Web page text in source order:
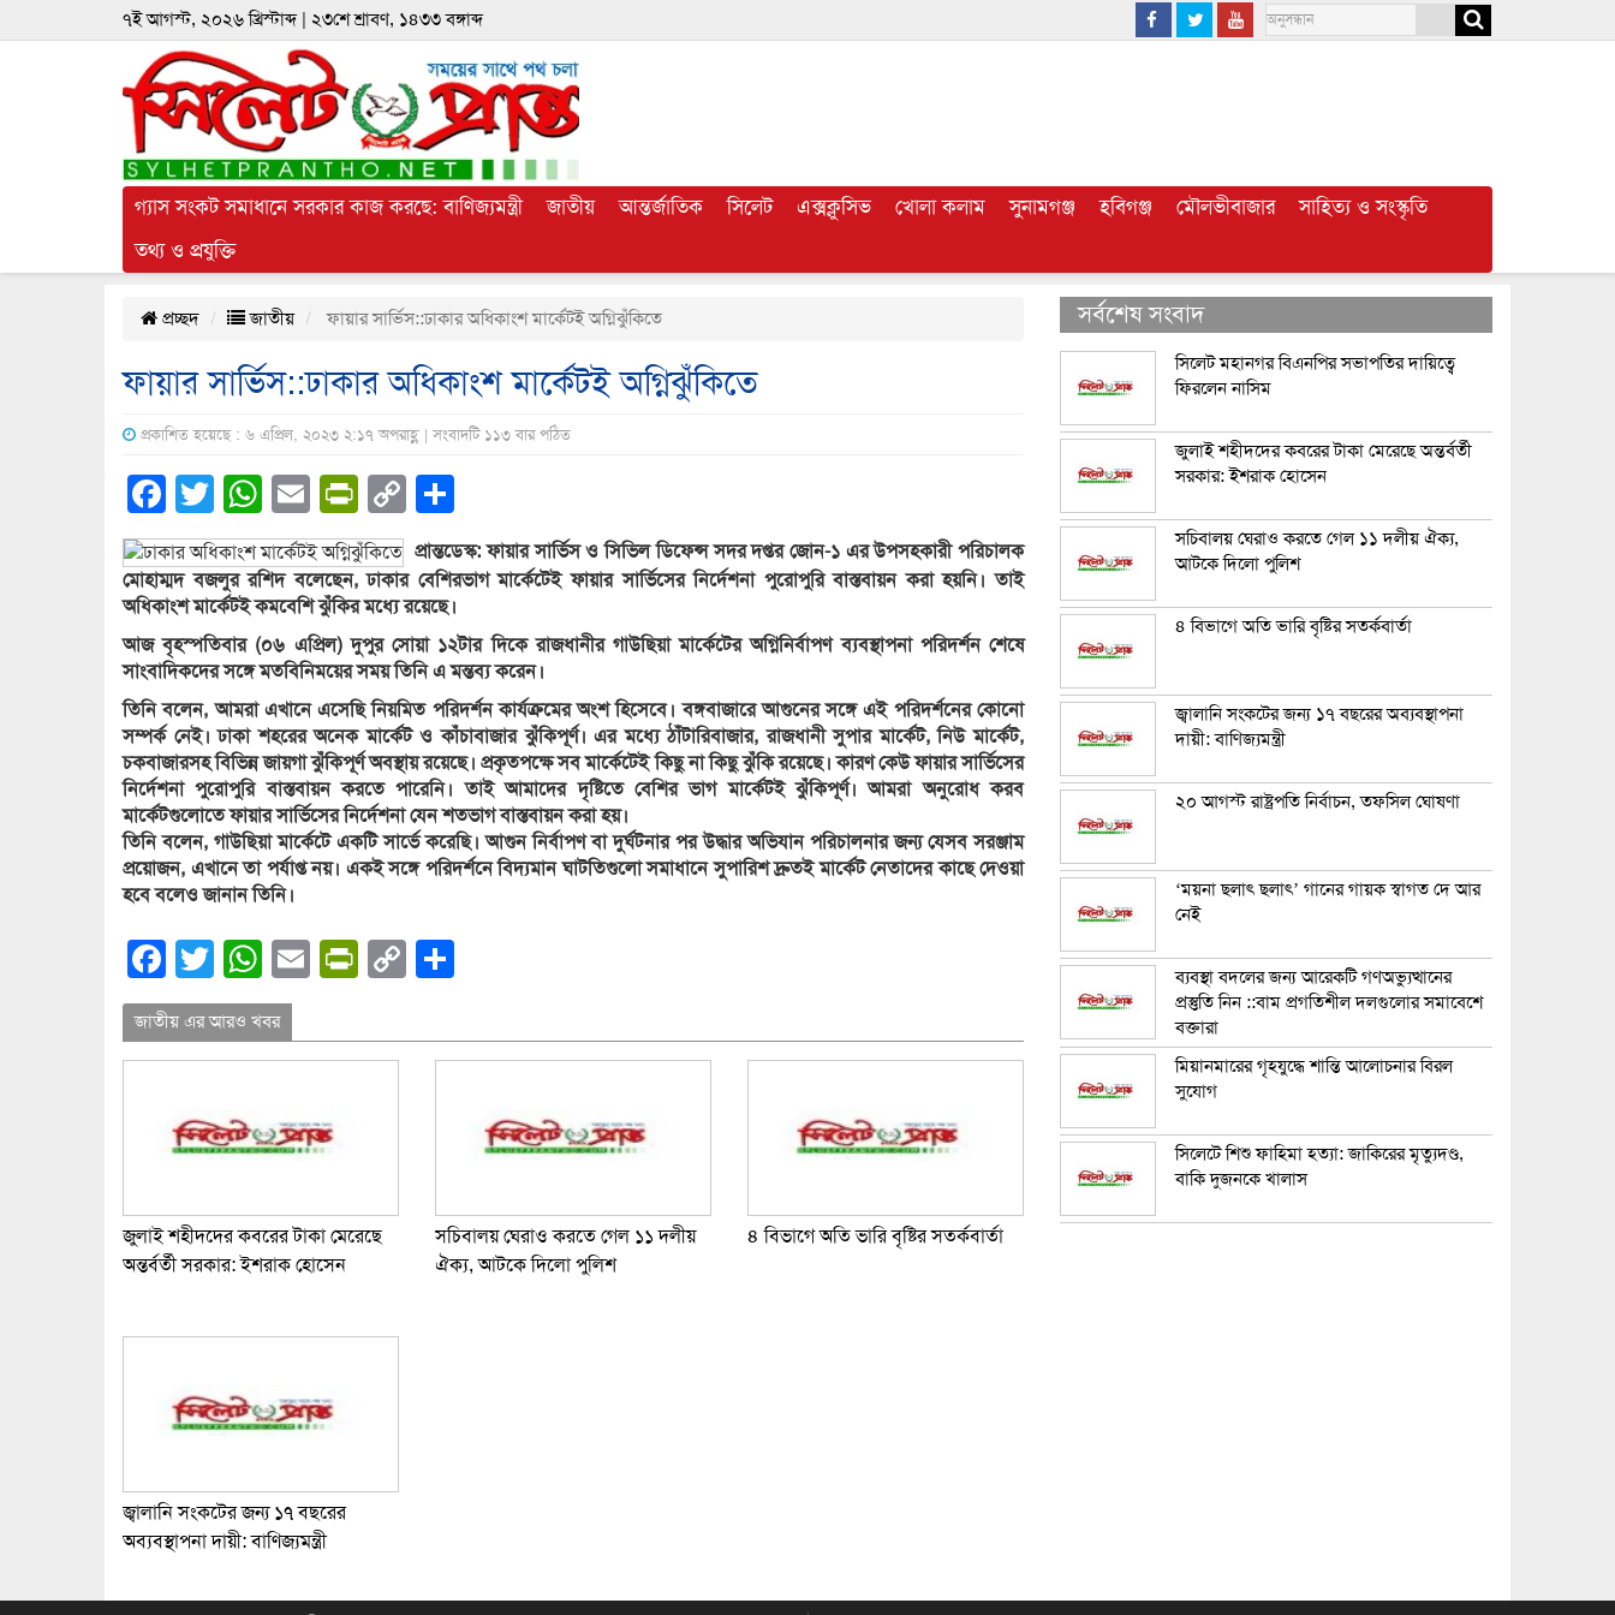
৭ই আগস্ট, ২০২৬ খ্রিস্টাব্দ | ২৩শে শ্রাবণ, ১৪৩৩ বঙ্গাব্দ
গ্যাস সংকট সমাধানে সরকার কাজ করছে: বাণিজ্যমন্ত্রী জাতীয় আন্তর্জাতিক সিলেট এক্সক্লুসিভ খোলা কলাম সুনামগঞ্জ হবিগঞ্জ মৌলভীবাজার
সাহিত্য ও সংস্কৃতি
তথ্য ও প্রযুক্তি
প্রচ্ছদ জাতীয় ফায়ার সার্ভিস::ঢাকার অধিকাংশ মার্কেটই অগ্নিঝুঁকিতে
ফায়ার সার্ভিস::ঢাকার অধিকাংশ মার্কেটই অগ্নিঝুঁকিতে
প্রকাশিত হয়েছে : ৬ এপ্রিল, ২০২৩ ২:১৭ অপরাহ্ণ | সংবাদটি ১১৩ বার পঠিত
Facebook
Twitter
WhatsApp
EmailPrintFriendly
Copy
Link
প্রান্তডেস্ক: ফায়ার সার্ভিস ও সিভিল ডিফেন্স সদর দপ্তর জোন-১ এর উপসহকারী পরিচালক
মোহাম্মদ বজলুর রশিদ বলেছেন, ঢাকার বেশিরভাগ মার্কেটেই ফায়ার সার্ভিসের নির্দেশনা পুরোপুরি বাস্তবায়ন করা হয়নি। তাই
অধিকাংশ মার্কেটই কমবেশি ঝুঁকির মধ্যে রয়েছে।
আজ বৃহস্পতিবার (০৬ এপ্রিল) দুপুর সোয়া ১২টার দিকে রাজধানীর গাউছিয়া মার্কেটের অগ্নিনির্বাপণ ব্যবস্থাপনা পরিদর্শন শেষে
সাংবাদিকদের সঙ্গে মতবিনিময়ের সময় তিনি এ মন্তব্য করেন।
তিনি বলেন, আমরা এখানে এসেছি নিয়মিত পরিদর্শন কার্যক্রমের অংশ হিসেবে। বঙ্গবাজারে আগুনের সঙ্গে এই পরিদর্শনের কোনো
সম্পর্ক নেই। ঢাকা শহরের অনেক মার্কেট ও কাঁচাবাজার ঝুঁকিপূর্ণ। এর মধ্যে ঠাঁটারিবাজার, রাজধানী সুপার মার্কেট, নিউ মার্কেট,
চকবাজারসহ বিভিন্ন জায়গা ঝুঁকিপূর্ণ অবস্থায় রয়েছে। প্রকৃতপক্ষে সব মার্কেটেই কিছু না কিছু ঝুঁকি রয়েছে। কারণ কেউ ফায়ার সার্ভিসের
নির্দেশনা পুরোপুরি বাস্তবায়ন করতে পারেনি। তাই আমাদের দৃষ্টিতে বেশির ভাগ মার্কেটই ঝুঁকিপূর্ণ। আমরা অনুরোধ করব
মার্কেটগুলোতে ফায়ার সার্ভিসের নির্দেশনা যেন শতভাগ বাস্তবায়ন করা হয়।
তিনি বলেন, গাউছিয়া মার্কেটে একটি সার্ভে করেছি। আগুন নির্বাপণ বা দুর্ঘটনার পর উদ্ধার অভিযান পরিচালনার জন্য যেসব সরঞ্জাম
প্রয়োজন, এখানে তা পর্যাপ্ত নয়। একই সঙ্গে পরিদর্শনে বিদ্যমান ঘাটতিগুলো সমাধানে সুপারিশ দ্রুতই মার্কেট নেতাদের কাছে দেওয়া
হবে বলেও জানান তিনি।
Facebook
Twitter
WhatsApp
EmailPrintFriendly
Copy
জাতীয় এর আরও খবর
জুলাই শহীদদের কবরের টাকা মেরেছে
অন্তর্বর্তী সরকার: ইশরাক হোসেন
সচিবালয় ঘেরাও করতে গেল ১১ দলীয়
ঐক্য, আটকে দিলো পুলিশ
৪ বিভাগে অতি ভারি বৃষ্টির সতর্কবার্তা
জ্বালানি সংকটের জন্য ১৭ বছরের
অব্যবস্থাপনা দায়ী: বাণিজ্যমন্ত্রী
সর্বশেষ সংবাদ
সিলেট মহানগর বিএনপির সভাপতির দায়িত্বে
ফিরলেন নাসিম
জুলাই শহীদদের কবরের টাকা মেরেছে অন্তর্বর্তী
সরকার: ইশরাক হোসেন
সচিবালয় ঘেরাও করতে গেল ১১ দলীয় ঐক্য,
আটকে দিলো পুলিশ
৪ বিভাগে অতি ভারি বৃষ্টির সতর্কবার্তা
জ্বালানি সংকটের জন্য ১৭ বছরের অব্যবস্থাপনা
দায়ী: বাণিজ্যমন্ত্রী
২০ আগস্ট রাষ্ট্রপতি নির্বাচন, তফসিল ঘোষণা
‘ময়না ছলাৎ ছলাৎ’ গানের গায়ক স্বাগত দে আর
নেই
ব্যবস্থা বদলের জন্য আরেকটি গণঅভ্যুত্থানের
প্রস্তুতি নিন ::বাম প্রগতিশীল দলগুলোর সমাবেশে
বক্তারা
মিয়ানমারের গৃহযুদ্ধে শান্তি আলোচনার বিরল
সুযোগ
সিলেটে শিশু ফাহিমা হত্যা: জাকিরের মৃত্যুদণ্ড,
বাকি দুজনকে খালাস